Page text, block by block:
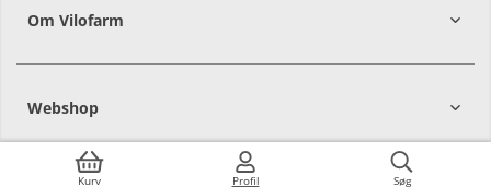
Kurv Profil Søg
Om Vilofarm
Webshop